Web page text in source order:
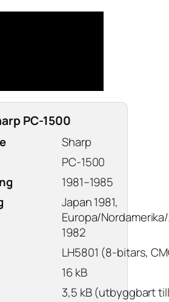
PC-1500
Sharp
PC-1500
1981–1985
Japan 1981,
Europa/
1982
LH5801 (8-bitars,
16 kB
3,5 kB (utbyggbart